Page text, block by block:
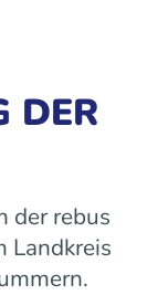
DER
der rebus
Landkreis